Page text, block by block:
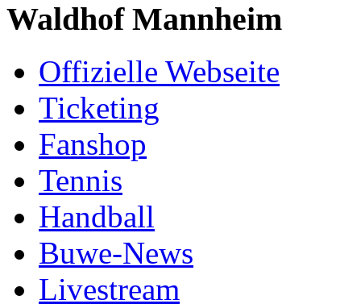
Waldhof Mannheim
Offizielle Webseite
Ticketing
Fanshop
Tennis
Handball
Buwe-News
Livestream